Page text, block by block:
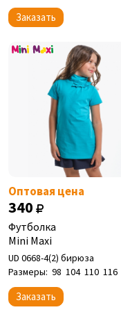
Заказать
Оптовая цена
340
Футболка
Mini Maxi
UD 0668-4(2) бирюза
Размеры: 98 104 110 116
Заказать